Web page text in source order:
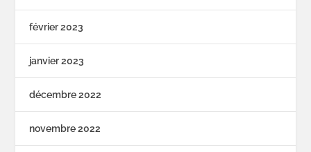
février 2023
janvier 2023
décembre 2022
novembre 2022